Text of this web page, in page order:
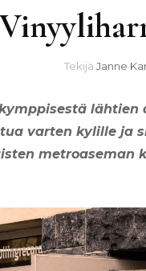
Tekijä Janne
varten kylille ja
metroaseman